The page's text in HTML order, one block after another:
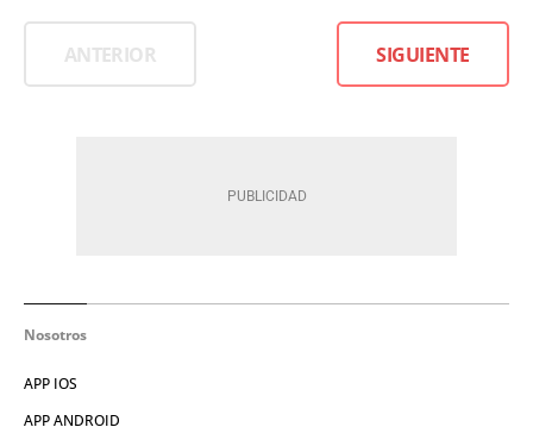
ANTERIOR SIGUIENTE
Nosotros
APP IOS
APP ANDROID